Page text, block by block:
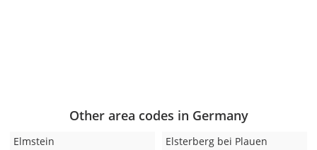
Other area codes in Germany
Elmstein Elsterberg bei Plauen